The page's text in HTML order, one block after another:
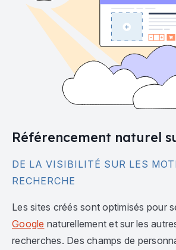
Référencement naturel
DE LA VISIBILITÉ SUR LES
RECHERCHE
Les sites créés sont optimisés pour
Google naturellement et sur les
recherches. Des champs de